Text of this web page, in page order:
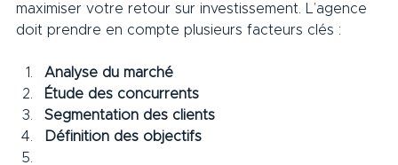
maximiser votre retour sur investissement. L’agence
doit prendre en compte plusieurs facteurs clés :
Analyse du marché
Étude des concurrents
Segmentation des clients
Définition des objectifs